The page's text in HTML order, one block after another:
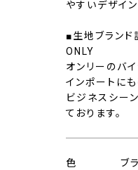
やすいデザイン
■生地ブランド
ONLY
オンリーのバ
インポートに
ビジネスシー
ております。
色 ブ